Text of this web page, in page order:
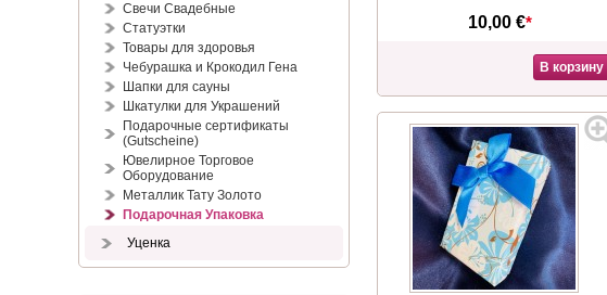
Свечи Свадебные
Статуэтки
Товары для здоровья
Чебурашка и Крокодил Гена
Шапки для сауны
Шкатулки для Украшений
Подарочные сертификаты
(Gutscheine)
Ювелирное Торговое
Оборудование
Металлик Тату Золото
Подарочная Упаковка
Уценка
10,00 €*
В корзину